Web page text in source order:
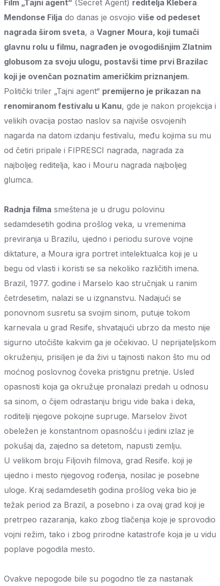
Film „Tajni agent“ (Secret Agent) reditelja Klebera
Mendonse Filja do danas je osvojio više od pedeset
nagrada širom sveta, a Vagner Moura, koji tumači
glavnu rolu u filmu, nagrađen je ovogodišnjim Zlatnim
globusom za svoju ulogu, postavši time prvi Brazilac
koji je ovenčan poznatim američkim priznanjem.
Politički triler „Tajni agent“ premijerno je prikazan na
renomiranom festivalu u Kanu, gde je nakon projekcija i
velikih ovacija postao naslov sa najviše osvojenih
nagarda na datom izdanju festivalu, među kojima su mu
od četiri pripale i FIPRESCI nagrada, nagrada za
najboljeg reditelja, kao i Mouru nagrada najboljeg
glumca.
Radnja filma smeštena je u drugu polovinu
sedamdesetih godina prošlog veka, u vremenima
previranja u Brazilu, ujedno i periodu surove vojne
diktature, a Moura igra portret intelektualca koji je u
begu od vlasti i koristi se sa nekoliko različitih imena.
Brazil, 1977. godine i Marselo kao stručnjak u ranim
četrdesetim, nalazi se u izgnanstvu. Nadajući se
ponovnom susretu sa svojim sinom, putuje tokom
karnevala u grad Resife, shvatajući ubrzo da mesto nije
sigurno utočište kakvim ga je očekivao. U neprijateljskom
okruženju, prisiljen je da živi u tajnosti nakon što mu od
moćnog poslovnog čoveka pristignu pretnje. Usled
opasnosti koja ga okružuje pronalazi predah u odnosu
sa sinom, o čijem odrastanju brigu vide baka i deka,
roditelji njegove pokojne supruge. Marselov život
obeležen je konstantnom opasnošću i jedini izlaz je
pokušaj da, zajedno sa detetom, napusti zemlju.
U velikom broju Filjovih filmova, grad Resife. koji je
ujedno i mesto njegovog rođenja, nosilac je posebne
uloge. Kraj sedamdesetih godina prošlog veka bio je
težak period za Brazil, a posebno i za ovaj grad koji je
pretrpeo razaranja, kako zbog tlačenja koje je sprovodio
vojni režim, tako i zbog prirodne katastrofe koja je u vidu
poplave pogodila mesto.
Ovakve nepogode bile su pogodno tle za nastanak